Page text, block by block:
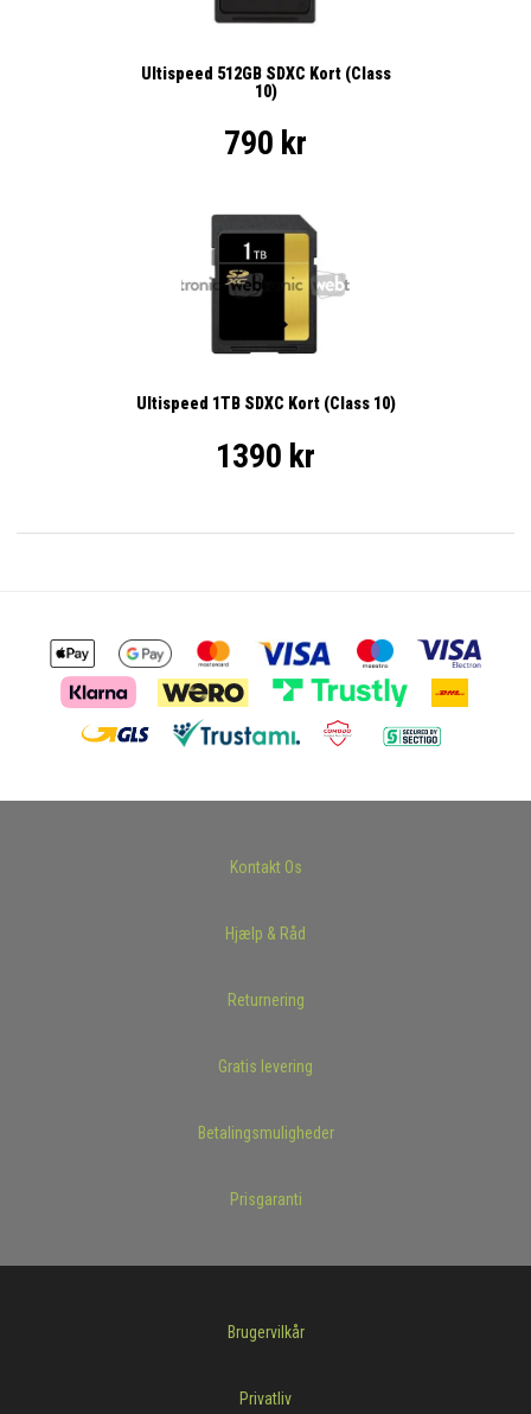
Ultispeed 512GB SDXC Kort (Class
10)
790 kr
Ultispeed 1TB SDXC Kort (Class 10)
1390 kr
Kontakt Os
Hjælp & Råd
Returnering
Gratis levering
Betalingsmuligheder
Prisgaranti
Brugervilkår
Privatliv